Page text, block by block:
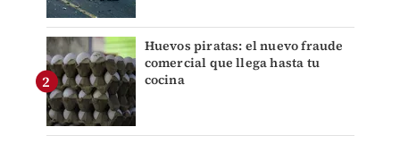
Huevos piratas: el nuevo fraude
comercial que llega hasta tu
cocina